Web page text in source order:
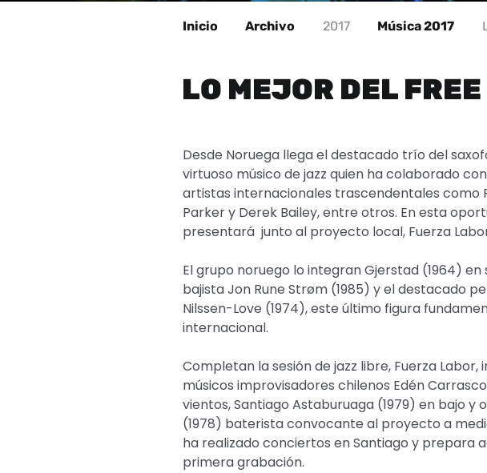
Inicio Archivo 2017 Música 2017
LO MEJOR DEL
Desde Noruega llega el destacado trío del
virtuoso músico de jazz quien ha colaborado
artistas internacionales trascendentales como
Parker y Derek Bailey, entre otros. En esta
presentará junto al proyecto local, Fuerza
El grupo noruego lo integran Gjerstad (1964) en
bajista Jon Rune Strøm (1985) y el destacado
Nilssen-Love (1974), este último figura
internacional.
Completan la sesión de jazz libre, Fuerza Labor,
músicos improvisadores chilenos Edén
vientos, Santiago Astaburuaga (1979) en bajo y
(1978) baterista convocante al proyecto a
ha realizado conciertos en Santiago y prepara
primera grabación.